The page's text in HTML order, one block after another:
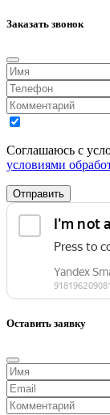
Заказать звонок
Соглашаюсь с
условиями
Отправить
Оставить заявку